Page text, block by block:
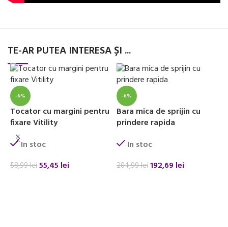
TE-AR PUTEA INTERESA ȘI ...
-6%
Tocator cu margini pentru
fixare Vitility
In stoc
58,99lei55,45 lei
-6%
Bara mica de sprijin cu
prindere rapida
In stoc
204,99lei192,69 lei